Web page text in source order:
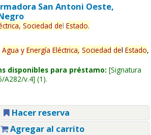
San Antoni Oeste,
Sociedad del Estado.
Agua y Energía Eléctrica, Sociedad del Estado,
disponibles para préstamo: Signatura
A282/v.4 (1).
Hacer reserva
Agregar al carrito